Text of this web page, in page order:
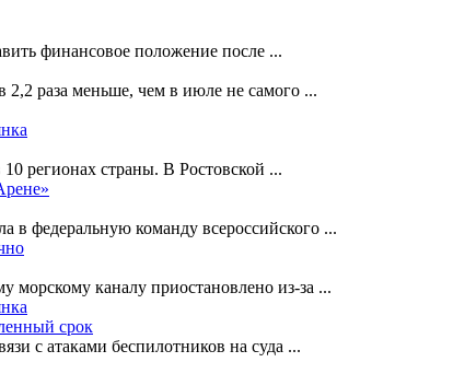
финансовое положение после ...
2,2 раза меньше, чем в июле не самого ...
регионах страны. В Ростовской ...
в федеральную команду всероссийского ...
морскому каналу приостановлено из-за ...
срок
с атаками беспилотников на суда ...